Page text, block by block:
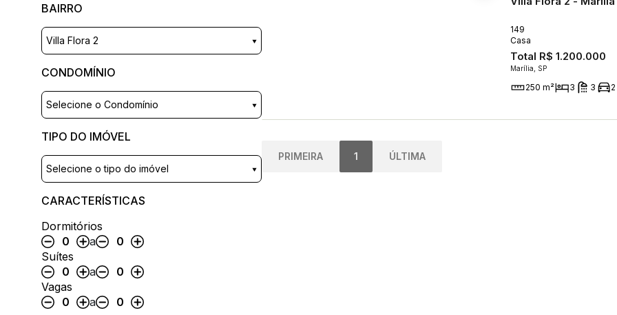
BAIRRO
Villa Flora 2
CONDOMÍNIO
Selecione o Condomínio
TIPO DO IMÓVEL
Selecione o tipo do imóvel
CARACTERÍSTICAS
Dormitórios
0
a
0
Suítes
0
a
0
Vagas
0
a
0
149
Casa
Total R$ 1.200.000
Marília, SP
250 m² 3 3 2
PRIMEIRA 1 ÚLTIMA